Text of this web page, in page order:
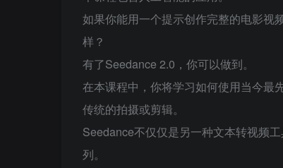
如果你能用一个提示创作完整的电影
样？
有了Seedance 2.0，你可以做到。
在本课程中，你将学习如何使用当今
传统的拍摄或剪辑。
Seedance不仅仅是另一种文本转视频
列。